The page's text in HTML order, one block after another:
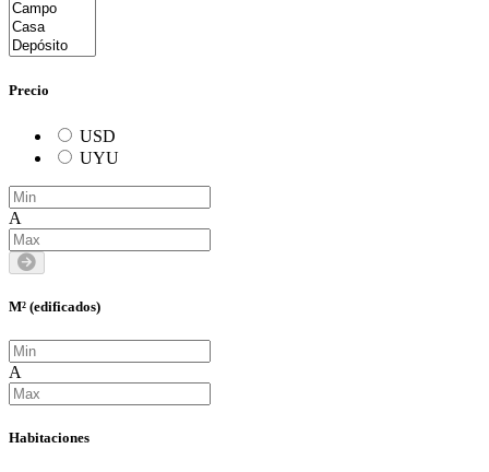
Precio
USD
UYU
A
M² (edificados)
A
Habitaciones